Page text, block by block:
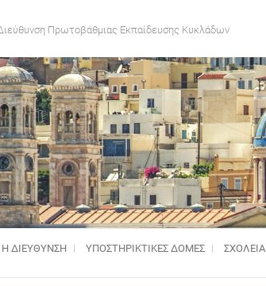
Πρωτοβάθμιας Εκπαίδευσης Κυκλάδων
Η ΔΙΕΥΘΥΝΣΗ ΥΠΟΣΤΗΡΙΚΤΙΚΈΣ ΔΟΜΈΣ ΣΧΟΛΕΙΑ